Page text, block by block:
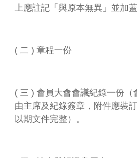
上應註記「與原本無異」並加
( 二 ) 章程一份
( 三 ) 會員大會會議紀錄一份（
由主席及紀錄簽章，附件應裝
以期文件完整）。